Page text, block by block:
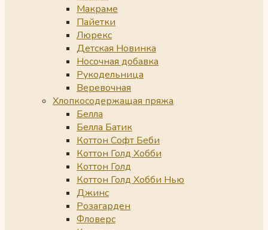
Макраме
Пайетки
Люрекс
Детская Новинка
Носочная добавка
Рукодельница
Веревочная
Хлопкосодержащая пряжа
Белла
Белла Батик
Коттон Софт Беби
Коттон Голд Хобби
Коттон Голд
Коттон Голд Хобби Нью
Джинс
Розагарден
Фловерс